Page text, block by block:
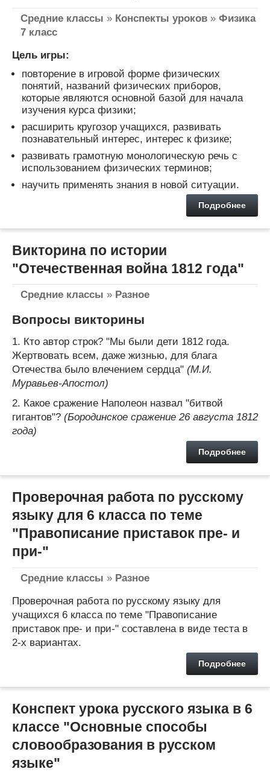
Средние классы » Конспекты уроков » Физика
7 класс
Цель игры:
повторение в игровой форме физических
понятий, названий физических приборов,
которые являются основной базой для начала
изучения курса физики;
расширить кругозор учащихся, развивать
познавательный интерес, интерес к физике;
развивать грамотную монологическую речь с
использованием физических терминов;
научить применять знания в новой ситуации.
Подробнее
Викторина по истории
"Отечественная война 1812 года"
Средние классы » Разное
Вопросы викторины
1. Кто автор строк? "Мы были дети 1812 года.
Жертвовать всем, даже жизнью, для блага
Отечества было влечением сердца" (М.И.
Муравьев-Апостол)
2. Какое сражение Наполеон назвал "битвой
гигантов"? (Бородинское сражение 26 августа 1812
года)
Подробнее
Проверочная работа по русскому
языку для 6 класса по теме
"Правописание приставок пре- и
при-"
Средние классы » Разное
Проверочная работа по русскому языку для
учащихся 6 класса по теме "Правописание
приставок пре- и при-" составлена в виде теста в
2-х вариантах.
Подробнее
Конспект урока русского языка в 6
классе "Основные способы
словообразования в русском
языке"